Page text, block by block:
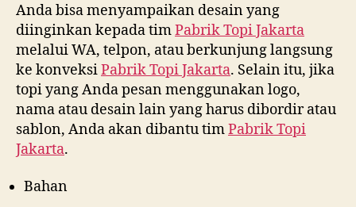
Anda bisa menyampaikan desain yang
diinginkan kepada timPabrik Topi Jakarta
melalui WA, telpon, atau berkunjung langsung
ke konveksiPabrik Topi Jakarta. Selain itu, jika
topi yang Anda pesan menggunakan logo,
nama atau desain lain yang harus dibordir atau
sablon, Anda akan dibantu timPabrik Topi
Jakarta.
Bahan